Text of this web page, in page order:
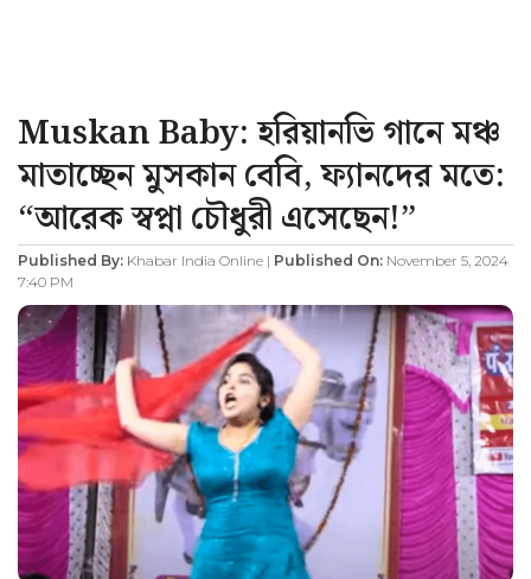
Muskan Baby: হরিয়ানভি গানে মঞ্চ
মাতাচ্ছেন মুসকান বেবি, ফ্যানদের মতে:
“আরেক স্বপ্না চৌধুরী এসেছেন!”
Published By: Khabar India Online | Published On: November 5, 2024
7:40 PM